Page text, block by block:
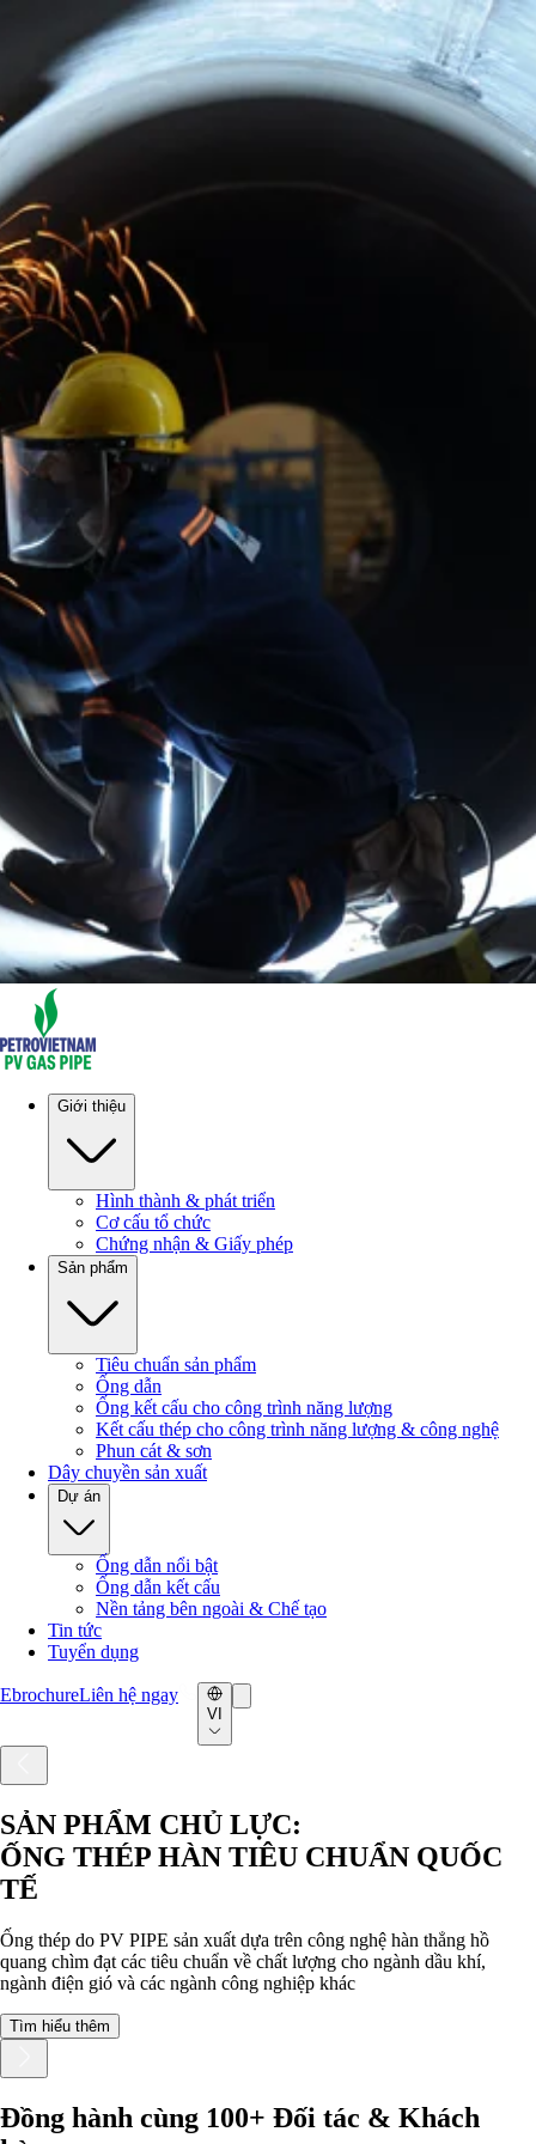
Giới thiệu
Hình thành & phát triển
Cơ cấu tổ chức
Chứng nhận & Giấy phép
Sản phẩm
Tiêu chuẩn sản phẩm
Ống dẫn
Ống kết cấu cho công trình năng lượng
Kết cấu thép cho công trình năng lượng & công nghệ
Phun cát & sơn
Dây chuyền sản xuất
Dự án
Ống dẫn nổi bật
Ống dẫn kết cấu
Nền tảng bên ngoài & Chế tạo
Tin tức
Tuyển dụng
EbrochureLiên hệ ngay
VI
SẢN PHẨM CHỦ LỰC:
ỐNG THÉP HÀN TIÊU CHUẨN QUỐC
TẾ
Ống thép do PV PIPE sản xuất dựa trên công nghệ hàn thẳng hồ
quang chìm đạt các tiêu chuẩn về chất lượng cho ngành dầu khí,
ngành điện gió và các ngành công nghiệp khác
Tìm hiểu thêm
Đồng hành cùng 100+ Đối tác & Khách